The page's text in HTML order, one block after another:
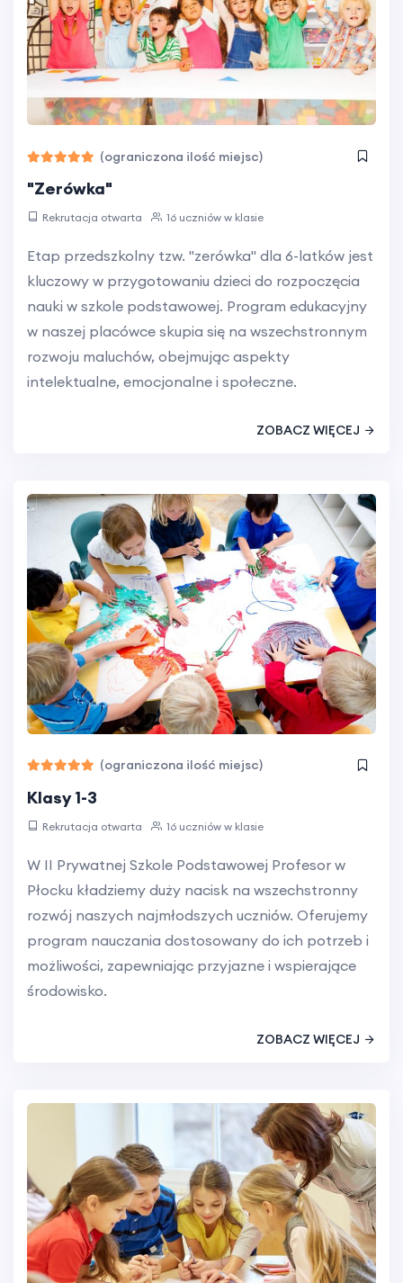
(ograniczona ilość miejsc)
"Zerówka"
Rekrutacja otwarta 16 uczniów w klasie
Etap przedszkolny tzw. "zerówka" dla 6-latków jest
kluczowy w przygotowaniu dzieci do rozpoczęcia
nauki w szkole podstawowej. Program edukacyjny
w naszej placówce skupia się na wszechstronnym
rozwoju maluchów, obejmując aspekty
intelektualne, emocjonalne i społeczne.
ZOBACZ WIĘCEJ
(ograniczona ilość miejsc)
Klasy 1-3
Rekrutacja otwarta 16 uczniów w klasie
W II Prywatnej Szkole Podstawowej Profesor w
Płocku kładziemy duży nacisk na wszechstronny
rozwój naszych najmłodszych uczniów. Oferujemy
program nauczania dostosowany do ich potrzeb i
możliwości, zapewniając przyjazne i wspierające
środowisko.
ZOBACZ WIĘCEJ